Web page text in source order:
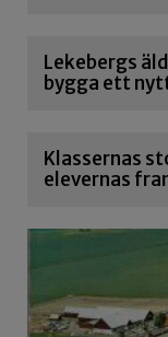
Lekebergs
bygga ett
Klassernas
elevernas